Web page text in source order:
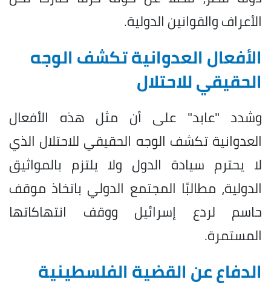
الأعراف والقوانين الدولية.
الأفعال العدوانية تكشف الوجه
الحقيقي للاحتلال
وشدد "عابد" على أن مثل هذه الأفعال
العدوانية تكشف الوجه الحقيقي للاحتلال الذي
لا يحترم سيادة الدول ولا يلتزم بالمواثيق
الدولية، مطالبًا المجتمع الدولي باتخاذ موقف
حاسم لردع إسرائيل ووقف انتهاكاتها
المستمرة.
الدفاع عن القضية الفلسطينية